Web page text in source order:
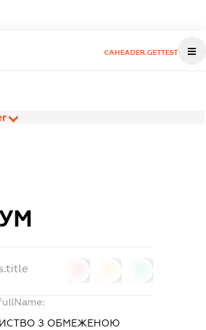
CAHEADER.GETTEST
З ОБМЕЖЕНОЮ